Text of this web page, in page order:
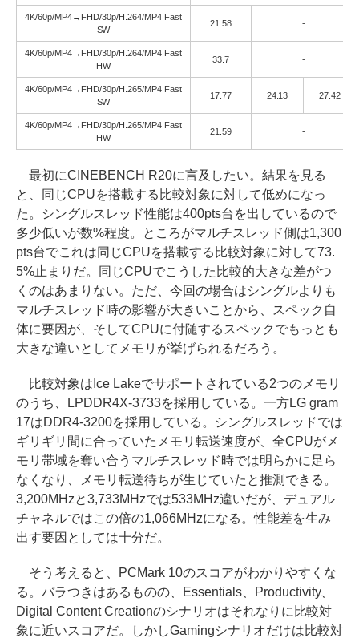
4K/60p/MP4→FHD/30p/H.264/MP4 Fast
SW
21.58 -
4K/60p/MP4→FHD/30p/H.264/MP4 Fast
HW
33.7 -
4K/60p/MP4→FHD/30p/H.265/MP4 Fast
SW
17.77 24.13 27.42
4K/60p/MP4→FHD/30p/H.265/MP4 Fast
HW
21.59 -
最初にCINEBENCH R20に言及したい。結果を見る
と、同じCPUを搭載する比較対象に対して低めになっ
た。シングルスレッド性能は400pts台を出しているので
多少低いが数%程度。ところがマルチスレッド側は1,300
pts台でこれは同じCPUを搭載する比較対象に対して73.
5%止まりだ。同じCPUでこうした比較的大きな差がつ
くのはあまりない。ただ、今回の場合はシングルよりも
マルチスレッド時の影響が大きいことから、スペック自
体に要因が、そしてCPUに付随するスペックでもっとも
大きな違いとしてメモリが挙げられるだろう。
比較対象はIce Lakeでサポートされている2つのメモリ
のうち、LPDDR4X-3733を採用している。一方LG gram
17はDDR4-3200を採用している。シングルスレッドでは
ギリギリ間に合っていたメモリ転送速度が、全CPUがメ
モリ帯域を奪い合うマルチスレッド時では明らかに足ら
なくなり、メモリ転送待ちが生じていたと推測できる。
3,200MHzと3,733MHzでは533MHz違いだが、デュアル
チャネルではこの倍の1,066MHzになる。性能差を生み
出す要因としては十分だ。
そう考えると、PCMark 10のスコアがわかりやすくな
る。バラつきはあるものの、Essentials、Productivity、
Digital Content Creationのシナリオはそれなりに比較対
象に近いスコアだ。しかしGamingシナリオだけは比較対